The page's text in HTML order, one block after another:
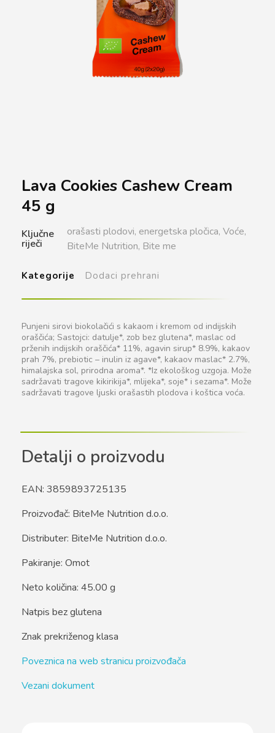
Lava Cookies Cashew Cream
45 g
Punjeni sirovi biokolačići s kakaom i kremom od indijskih
oraščića; Sastojci: datulje*, zob bez glutena*, maslac od
prženih indijskih oraščića* 11%, agavin sirup* 8.9%, kakaov
prah 7%, prebiotic – inulin iz agave*, kakaov maslac* 2.7%,
himalajska sol, prirodna aroma*. *Iz ekološkog uzgoja. Može
sadržavati tragove kikirikija*, mlijeka*, soje* i sezama*. Može
sadržavati tragove ljuski orašastih plodova i koštica voća.
Ključne
riječi
orašasti plodovi, energetska pločica, Voće,
BiteMe Nutrition, Bite me
Kategorije Dodaci prehrani
Detalji o proizvodu
EAN: 3859893725135
Proizvođač: BiteMe Nutrition d.o.o.
Distributer: BiteMe Nutrition d.o.o.
Pakiranje: Omot
Neto količina: 45.00 g
Natpis bez glutena
Znak prekriženog klasa
Poveznica na web stranicu proizvođača
Vezani dokument